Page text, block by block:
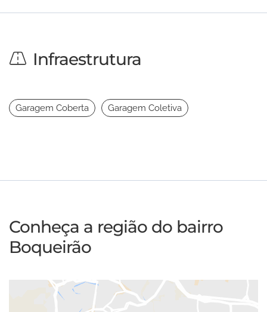
Infraestrutura
Garagem Coberta Garagem Coletiva
Conheça a região do bairro
Boqueirão